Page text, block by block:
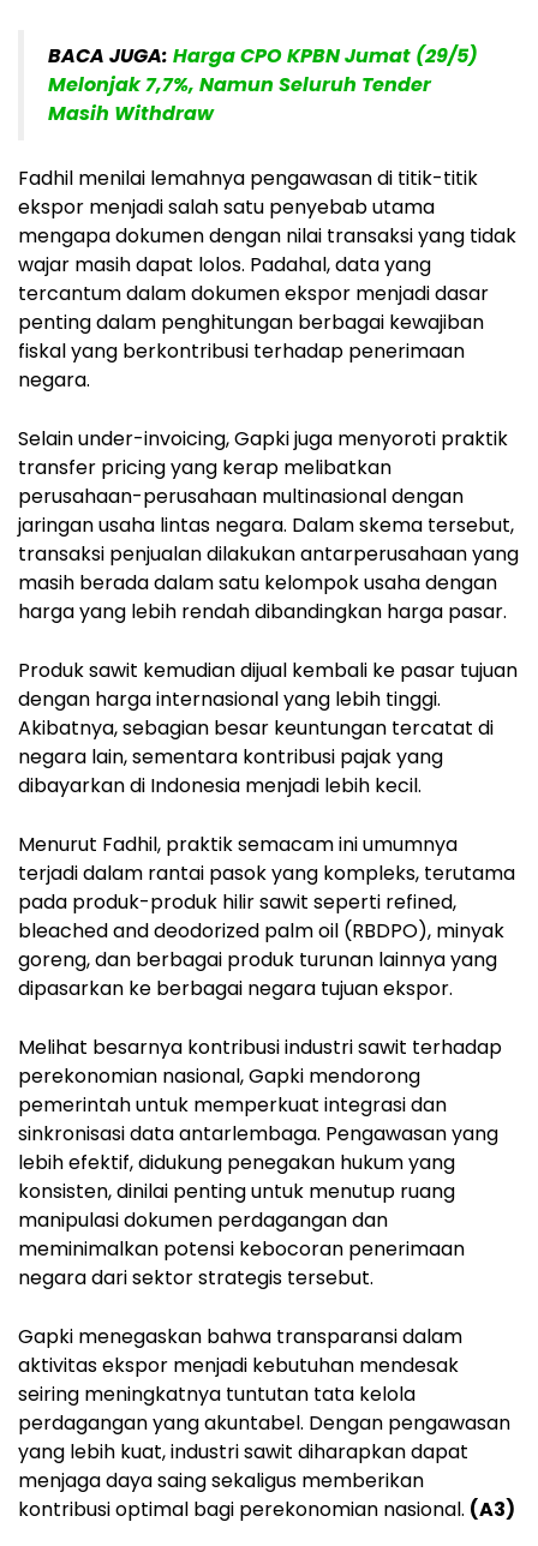
BACA JUGA: Harga CPO KPBN Jumat (29/5)
Melonjak 7,7%, Namun Seluruh Tender
Masih Withdraw
Fadhil menilai lemahnya pengawasan di titik-titik
ekspor menjadi salah satu penyebab utama
mengapa dokumen dengan nilai transaksi yang tidak
wajar masih dapat lolos. Padahal, data yang
tercantum dalam dokumen ekspor menjadi dasar
penting dalam penghitungan berbagai kewajiban
fiskal yang berkontribusi terhadap penerimaan
negara.
Selain under-invoicing, Gapki juga menyoroti praktik
transfer pricing yang kerap melibatkan
perusahaan-perusahaan multinasional dengan
jaringan usaha lintas negara. Dalam skema tersebut,
transaksi penjualan dilakukan antarperusahaan yang
masih berada dalam satu kelompok usaha dengan
harga yang lebih rendah dibandingkan harga pasar.
Produk sawit kemudian dijual kembali ke pasar tujuan
dengan harga internasional yang lebih tinggi.
Akibatnya, sebagian besar keuntungan tercatat di
negara lain, sementara kontribusi pajak yang
dibayarkan di Indonesia menjadi lebih kecil.
Menurut Fadhil, praktik semacam ini umumnya
terjadi dalam rantai pasok yang kompleks, terutama
pada produk-produk hilir sawit seperti refined,
bleached and deodorized palm oil (RBDPO), minyak
goreng, dan berbagai produk turunan lainnya yang
dipasarkan ke berbagai negara tujuan ekspor.
Melihat besarnya kontribusi industri sawit terhadap
perekonomian nasional, Gapki mendorong
pemerintah untuk memperkuat integrasi dan
sinkronisasi data antarlembaga. Pengawasan yang
lebih efektif, didukung penegakan hukum yang
konsisten, dinilai penting untuk menutup ruang
manipulasi dokumen perdagangan dan
meminimalkan potensi kebocoran penerimaan
negara dari sektor strategis tersebut.
Gapki menegaskan bahwa transparansi dalam
aktivitas ekspor menjadi kebutuhan mendesak
seiring meningkatnya tuntutan tata kelola
perdagangan yang akuntabel. Dengan pengawasan
yang lebih kuat, industri sawit diharapkan dapat
menjaga daya saing sekaligus memberikan
kontribusi optimal bagi perekonomian nasional. (A3)